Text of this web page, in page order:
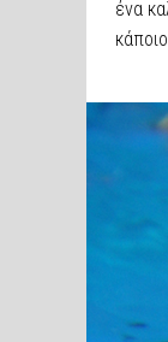
ένα